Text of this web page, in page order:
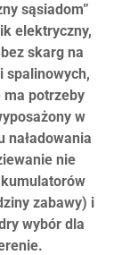
sąsiadom”
elektryczny,
skarg na
spalinowych,
ma potrzeby
w
naładowania
nie
zabawy) i
wybór dla